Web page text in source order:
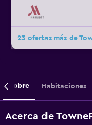
Sobre Habitaciones
Acerca de